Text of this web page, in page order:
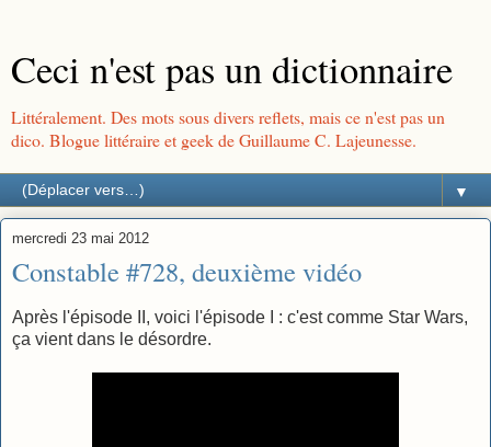
Ceci n'est pas un dictionnaire
Littéralement. Des mots sous divers reflets, mais ce n'est pas un
dico. Blogue littéraire et geek de Guillaume C. Lajeunesse.
▼
mercredi 23 mai 2012
Constable #728, deuxième vidéo
Après l'épisode II, voici l'épisode I : c'est comme Star Wars,
ça vient dans le désordre.